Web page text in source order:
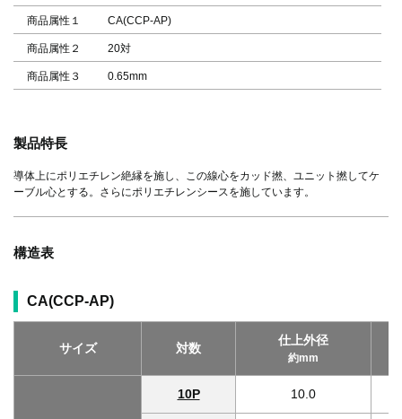
商品属性１ CA(CCP-AP)
商品属性２ 20対
商品属性３ 0.65mm
製品特長
導体上にポリエチレン絶縁を施し、この線心をカッド撚、ユニット撚してケ
ーブル心とする。さらにポリエチレンシースを施しています。
構造表
CA(CCP-AP)
サイズ 対数
仕上外径
約mm
10P 10.0